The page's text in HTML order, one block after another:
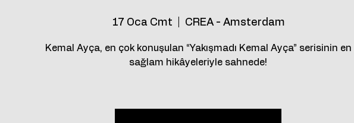
17 Oca Cmt CREA - Amsterdam
Kemal Ayça, en çok konuşulan “Yakışmadı Kemal Ayça” serisinin en
sağlam hikâyeleriyle sahnede!